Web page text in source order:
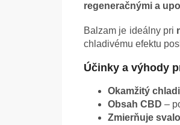
regeneračnými a
Balzam je ideálny pri
chladivému efektu
Účinky a výhody
Okamžitý
Obsah CBD –
Zmierňuje